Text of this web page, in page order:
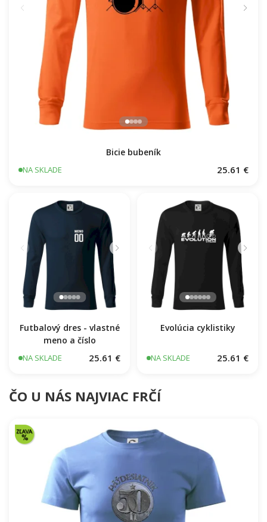
Bicie bubeník
NA SKLADE 25.61 €
Futbalový dres - vlastné
meno a číslo
NA SKLADE 25.61 €
Evolúcia cyklistiky
NA SKLADE 25.61 €
ČO U NÁS NAJVIAC FRČÍ